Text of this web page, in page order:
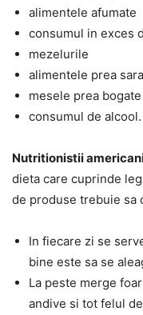
alimentele afumate
consumul in exces
mezelurile
alimentele prea
mesele prea
consumul de alcool.
Nutritionistii
dieta care cuprinde
de produse trebuie sa
In fiecare zi se
bine este sa se
La peste merge
andive si tot felul